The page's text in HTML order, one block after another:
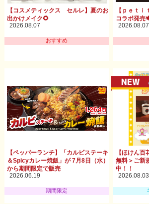
【コスメティックス セルレ】夏のお
出かけメイク🌻
2026.08.07
おすすめ
【ｐｅｔ
コラボ発売
2026.08.07
【ペッパーランチ】「カルビステーキ
＆Spicyカレー焼飯」が 7月8日（水）
から期間限定で販売
2026.06.19
期間限定
【ほけん
無料＞ご新
中！！
2026.08.03